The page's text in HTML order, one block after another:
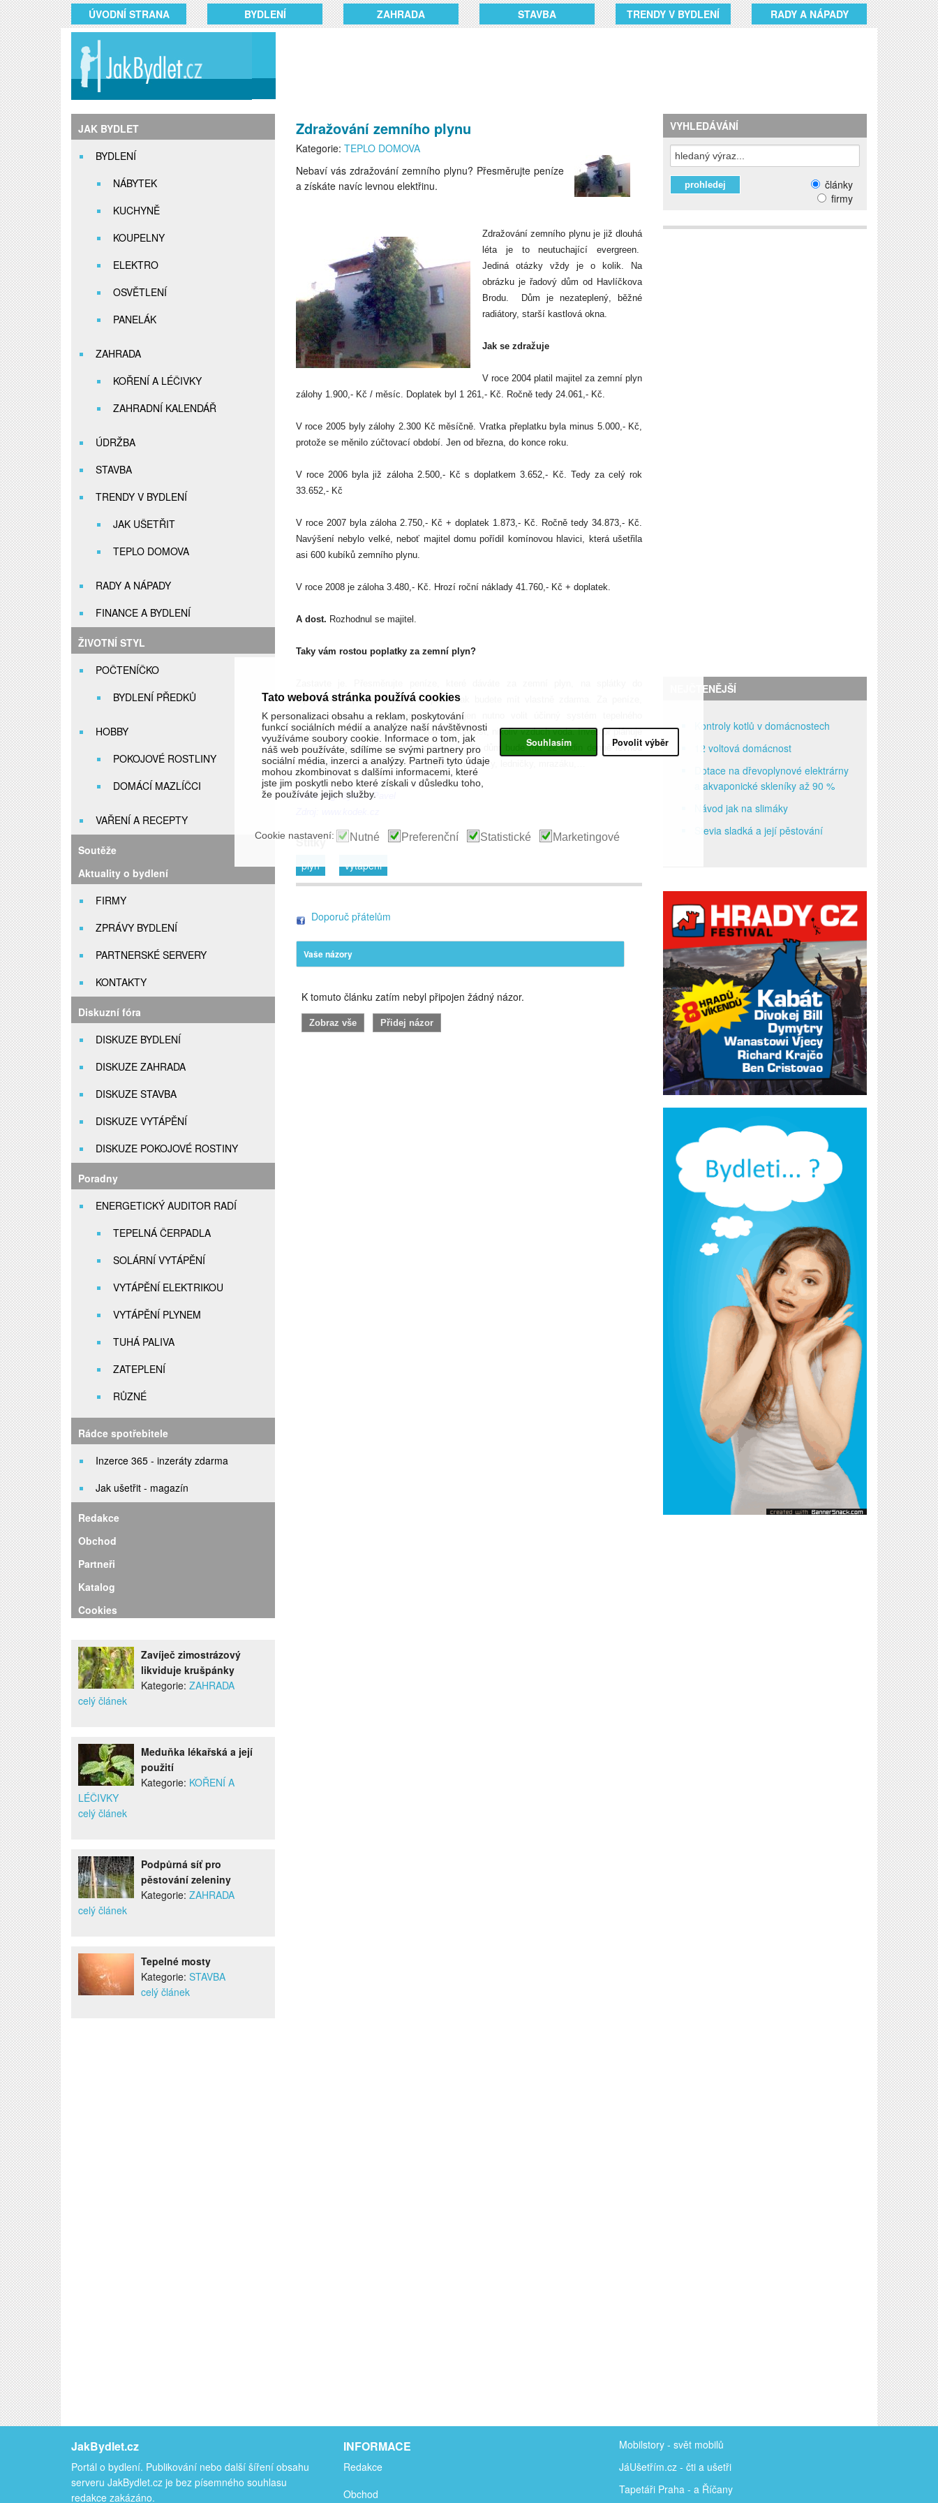
ÚVODNÍ STRANA BYDLENÍ ZAHRADA STAVBA TRENDY V BYDLENÍ RADY A NÁPADY
JAK BYDLET
BYDLENÍ
NÁBYTEK
KUCHYNĚ
KOUPELNY
ELEKTRO
OSVĚTLENÍ
PANELÁK
ZAHRADA
KOŘENÍ A LÉČIVKY
ZAHRADNÍ KALENDÁŘ
ÚDRŽBA
STAVBA
TRENDY V BYDLENÍ
JAK UŠETŘIT
TEPLO DOMOVA
RADY A NÁPADY
FINANCE A BYDLENÍ
ŽIVOTNÍ STYL
POČTENÍČKO
BYDLENÍ PŘEDKŮ
HOBBY
POKOJOVÉ ROSTLINY
DOMÁCÍ MAZLÍČCI
VAŘENÍ A RECEPTY
Soutěže
Aktuality o bydlení
FIRMY
ZPRÁVY BYDLENÍ
PARTNERSKÉ SERVERY
KONTAKTY
Diskuzní fóra
DISKUZE BYDLENÍ
DISKUZE ZAHRADA
DISKUZE STAVBA
DISKUZE VYTÁPĚNÍ
DISKUZE POKOJOVÉ ROSTINY
Poradny
ENERGETICKÝ AUDITOR RADÍ
TEPELNÁ ČERPADLA
SOLÁRNÍ VYTÁPĚNÍ
VYTÁPĚNÍ ELEKTRIKOU
VYTÁPĚNÍ PLYNEM
TUHÁ PALIVA
ZATEPLENÍ
RŮZNÉ
Rádce spotřebitele
Inzerce 365 - inzeráty zdarma
Jak ušetřit - magazín
Redakce
Obchod
Partneři
Katalog
Cookies
Zavíječ zimostrázový
likviduje krušpánky
Kategorie: ZAHRADA
celý článek
Meduňka lékařská a její
použití
Kategorie: KOŘENÍ A
LÉČIVKY
celý článek
Podpůrná síť pro
pěstování zeleniny
Kategorie: ZAHRADA
celý článek
Tepelné mosty
Kategorie: STAVBA
celý článek
Zdražování zemního plynu
Kategorie: TEPLO DOMOVA
Nebaví vás zdražování zemního plynu? Přesměrujte peníze
a získáte navíc levnou elektřinu.
Zdražování zemního plynu je již dlouhá
léta je to neutuchající evergreen.
Jediná otázky vždy je o kolik. Na
obrázku je řadový dům od Havlíčkova
Brodu.
Dům je nezateplený, běžné
radiátory, starší kastlová okna.
Jak se zdražuje
V roce 2004 platil majitel za zemní plyn
zálohy 1.900,- Kč / měsíc. Doplatek byl 1 261,- Kč. Ročně tedy 24.061,- Kč.
V roce 2005 byly zálohy 2.300 Kč měsíčně. Vratka přeplatku byla minus 5.000,- Kč,
protože se měnilo zúčtovací období. Jen od března, do konce roku.
V roce 2006 byla již záloha 2.500,- Kč s doplatkem 3.652,- Kč. Tedy za celý rok
33.652,- Kč
V roce 2007 byla záloha 2.750,- Kč + doplatek 1.873,- Kč. Ročně tedy 34.873,- Kč.
Navýšení nebylo velké, neboť majitel domu pořídil komínovou hlavici, která ušetřila
asi 600 kubíků zemního plynu.
V roce 2008 je záloha 3.480,- Kč. Hrozí roční náklady 41.760,- Kč + doplatek.
A dost. Rozhodnul se majitel.
Taky vám rostou poplatky za zemní plyn?
tepelného čerpadla. Tepelné čerpadlo tak budete mít vlastně zdarma. Za peníze,
které byste jinak dali plynárnám. Je jen nutno volit účinný systém tepelného
čerpadla. Tak aby i v zimě měl velkou účinnost, nikoliv vzduch voda. Investor plánuje
měděné hlubinné vrty. Další výhodou je, že dům bude mít 22 hodin denně levnou
elektřinu. Ušetří se tedy navíc na provozu pračky, ledničky, mrazáku,…
Autor: Ing. Sýkora Pavel
Štítky
plyn vytápěni
Doporuč přátelům
Vaše názory
K tomuto článku zatím nebyl připojen žádný názor.
VYHLEDÁVÁNÍ
články
firmy
NEJČTENĚJŠÍ
Kontroly kotlů v domácnostech
12 voltová domácnost
Dotace na dřevoplynové elektrárny
a akvaponické skleníky až 90 %
Návod jak na slimáky
Stevia sladká a její pěstování
JakBydlet.cz
Portál o bydlení. Publikování nebo další šíření obsahu
serveru JakBydlet.cz je bez písemného souhlasu
redakce zakázáno.
INFORMACE
Redakce
Obchod
Mobilstory - svět mobilů
JáUšetřím.cz - čti a ušetři
Tapetáři Praha - a Říčany
Tato webová stránka používá cookies
K personalizaci obsahu a reklam, poskytování
funkcí sociálních médií a analýze naší návštěvnosti
využíváme soubory cookie. Informace o tom, jak
náš web používáte, sdílíme se svými partnery pro
sociální média, inzerci a analýzy. Partneři tyto údaje
mohou zkombinovat s dalšími informacemi, které
jste jim poskytli nebo které získali v důsledku toho,
že používáte jejich služby.
Souhlasím Povolit výběr
Cookie nastavení: Nutné Preferenční Statistické Marketingové